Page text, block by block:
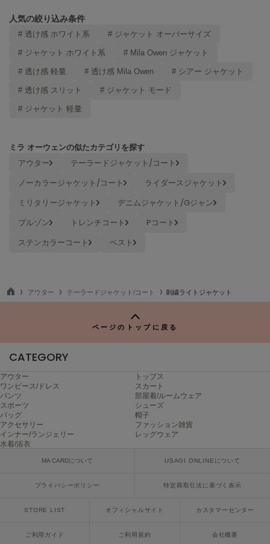
On
Onitsuka Tiger
ORR
オル
パトリック
ポローラ
Reebok
リーボック
SALOMON
サロモン
sanrio house
SHAKA
シャカ
人気の絞り込み条件
# 透け感 ホワイト系 # ジャケット オーバーサイズ
# ジャケット ホワイト系 # Mila Owen ジャケット
# 透け感 軽量 # 透け感 Mila Owen # シアー ジャケット
# 透け感 スリット # ジャケット モード
# ジャケット 軽量
ミラ オーウェンの似たカテゴリを探す
アウター
テーラードジャケット/コート
ノーカラージャケット/コート
ライダースジャケット
ミリタリージャケット
デニムジャケット/Gジャン
ブルゾン
トレンチコート
Pコート
ステンカラーコート
ベスト
TO
アウター テーラードジャケット/コート 刺繍ライトジャケット
ページのトップに戻る
CATEGORY
アウター
トップス
ワンピース/ドレス
スカート
パンツ
部屋着/ルームウェア
スポーツ
シューズ
バッグ
帽子
アクセサリー
ファッション雑貨
インナー/ランジェリー
レッグウェア
水着/浴衣
MA CARDについて USAGI ONLINEについて
プライバシーポリシー 特定商取引法に基づく表示
STORE LIST オフィシャルサイト カスタマーセンター
ご利用ガイド ご利用規約 会社概要